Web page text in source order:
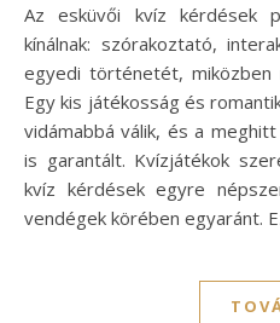
Az esküvői kvíz kérdések
kínálnak: szórakoztató,
egyedi történetét, miközben
Egy kis játékosság és
vidámabbá válik, és a
is garantált. Kvízjátékok
kvíz kérdések egyre
vendégek körében egyaránt.